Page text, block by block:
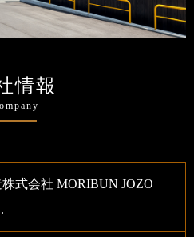
情報
式会社 MORIBUN JOZO